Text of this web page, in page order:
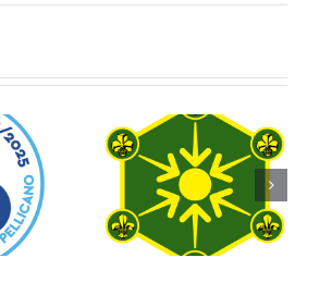
Una Cosa
Ben Fatta